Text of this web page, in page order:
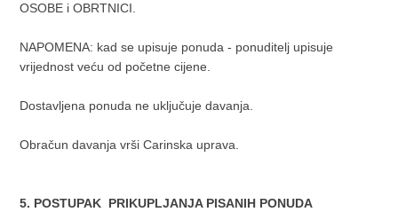
OSOBE i OBRTNICI.
NAPOMENA: kad se upisuje ponuda - ponuditelj upisuje
vrijednost veću od početne cijene.
Dostavljena ponuda ne uključuje davanja.
Obračun davanja vrši Carinska uprava.
5. POSTUPAK PRIKUPLJANJA PISANIH PONUDA